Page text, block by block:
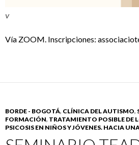
V
Vía ZOOM. Inscripciones:
BORDE - BOGOTÁ, CLÍNICA DEL AUTISMO,
FORMACIÓN, TRATAMIENTO POSIBLE DE
PSICOSIS EN NIÑOS Y JÓVENES. HACIA